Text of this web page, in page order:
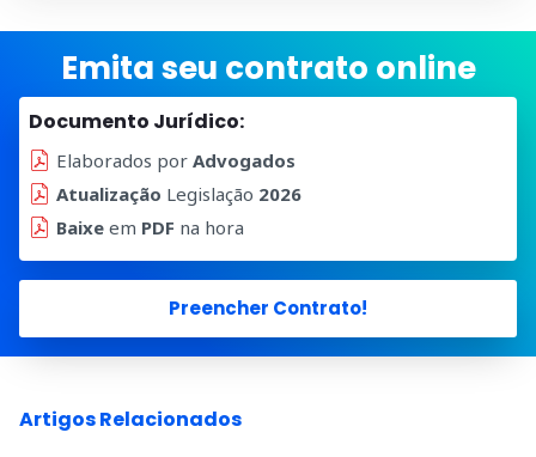
Emita seu contrato online
Documento Jurídico:
Elaborados por Advogados
Atualização Legislação 2026
Baixe em PDF na hora
Preencher Contrato!
Artigos Relacionados